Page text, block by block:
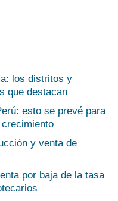
los distritos y
que destacan
esto se prevé para
y venta de
por baja de la tasa